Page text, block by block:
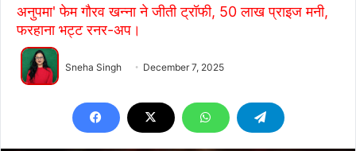
अनुपमा' फेम गौरव खन्ना ने जीती ट्रॉफी, 50 लाख प्राइज मनी,
फरहाना भट्ट रनर-अप।
Sneha Singh December 7, 2025